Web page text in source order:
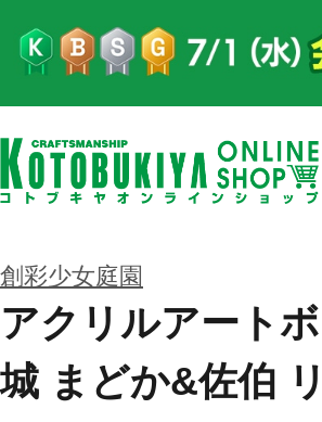
創彩少女庭園
アクリルアート
城 まどか&佐伯